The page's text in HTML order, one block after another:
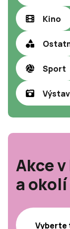
Kino
Sport
Akce
a